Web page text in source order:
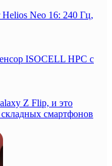
Helios Neo 16: 240 Гц,
ISOCELL HPC с
Z Flip, и это
смартфонов